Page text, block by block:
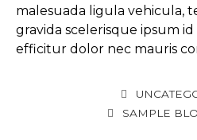
malesuada ligula vehicula,
gravida scelerisque ipsum
efficitur dolor nec mauris
SAMPLE